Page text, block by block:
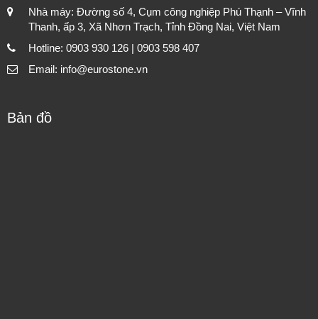
Nhà máy: Đường số 4, Cụm công nghiệp Phú Thạnh – Vĩnh
Thanh, ấp 3, Xã Nhơn Trạch, Tỉnh Đồng Nai, Việt Nam
Hotline: 0903 930 126 | 0903 598 407
Email: info@eurostone.vn
Bản đồ